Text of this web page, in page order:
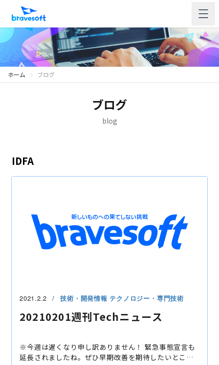
ホーム ブログ
ブログ
blog
IDFA
2021.2.2 技術・開発情報 テクノロジー・専門技術
20210201週刊Techニュース
※今週は遅くなり申し訳ありません！ 緊急事態宣言も
延長されましたね。ぜひ早期改善を期待したいところ